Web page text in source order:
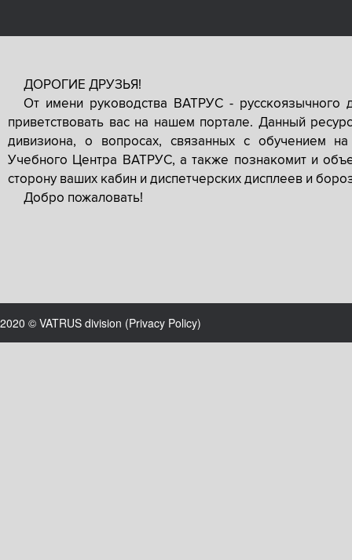
ДОРОГИЕ ДРУЗЬЯ!
От имени руководства ВАТРУС -
приветствовать вас на нашем портале. Данный
дивизиона, о вопросах, связанных с обучением
Учебного Центра ВАТРУС, а также познакомит и
сторону ваших кабин и диспетчерских дисплеев и
Добро пожаловать!
2020 © VATRUS division (Privacy Policy)